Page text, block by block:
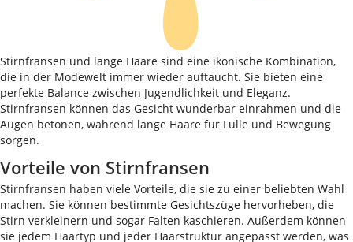
Stirnfransen und lange Haare sind eine ikonische Kombination,
die in der Modewelt immer wieder auftaucht. Sie bieten eine
perfekte Balance zwischen Jugendlichkeit und Eleganz.
Stirnfransen können das Gesicht wunderbar einrahmen und die
Augen betonen, während lange Haare für Fülle und Bewegung
sorgen.
Vorteile von Stirnfransen
Stirnfransen haben viele Vorteile, die sie zu einer beliebten Wahl
machen. Sie können bestimmte Gesichtszüge hervorheben, die
Stirn verkleinern und sogar Falten kaschieren. Außerdem können
sie jedem Haartyp und jeder Haarstruktur angepasst werden, was